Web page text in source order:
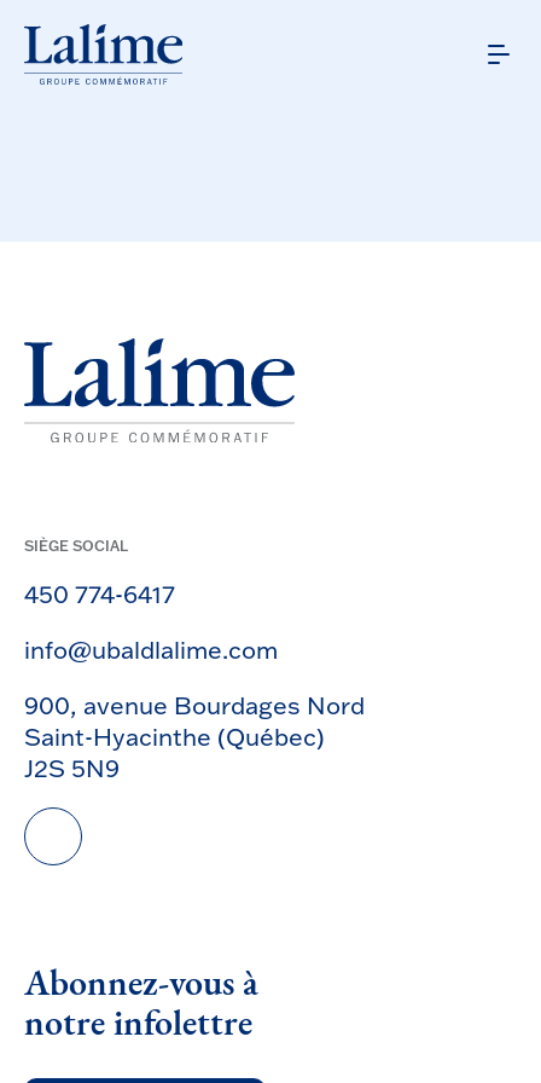
SIÈGE SOCIAL
450 774-6417
info@ubaldlalime.com
900, avenue Bourdages Nord
Saint-Hyacinthe (Québec)
J2S 5N9
Abonnez-vous à
notre infolettre